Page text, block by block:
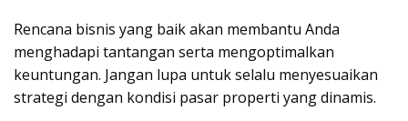
Rencana bisnis yang baik akan membantu Anda
menghadapi tantangan serta mengoptimalkan
keuntungan. Jangan lupa untuk selalu menyesuaikan
strategi dengan kondisi pasar properti yang dinamis.